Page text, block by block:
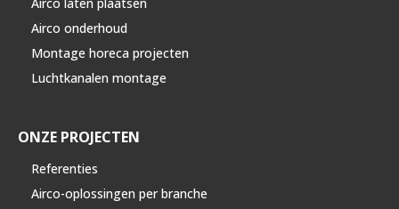
Airco laten plaatsen
Airco onderhoud
Montage horeca projecten
Luchtkanalen montage
ONZE PROJECTEN
Referenties
Airco-oplossingen per branche